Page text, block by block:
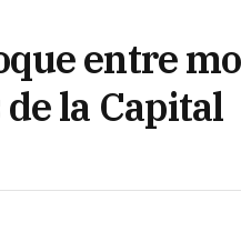
entre
la Capital